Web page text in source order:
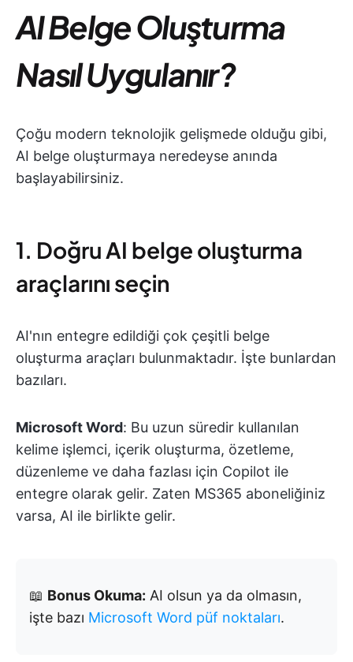
AI Belge Oluşturma
Nasıl Uygulanır?
Çoğu modern teknolojik gelişmede olduğu gibi,
AI belge oluşturmaya neredeyse anında
başlayabilirsiniz.
1. Doğru AI belge oluşturma
araçlarını seçin
AI'nın entegre edildiği çok çeşitli belge
oluşturma araçları bulunmaktadır. İşte bunlardan
bazıları.
Microsoft Word: Bu uzun süredir kullanılan
kelime işlemci, içerik oluşturma, özetleme,
düzenleme ve daha fazlası için Copilot ile
entegre olarak gelir. Zaten MS365 aboneliğiniz
varsa, AI ile birlikte gelir.
📖 Bonus Okuma: AI olsun ya da olmasın,
işte bazı Microsoft Word püf noktaları.